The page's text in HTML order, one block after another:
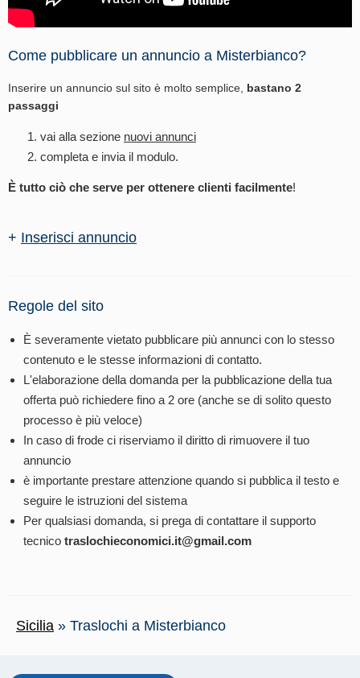
Come pubblicare un annuncio a Misterbianco?
Inserire un annuncio sul sito è molto semplice, bastano 2
passaggi
vai alla sezione nuovi annunci
completa e invia il modulo.
È tutto ciò che serve per ottenere clienti facilmente!
+ Inserisci annuncio
Regole del sito
È severamente vietato pubblicare più annunci con lo stesso
contenuto e le stesse informazioni di contatto.
L'elaborazione della domanda per la pubblicazione della tua
offerta può richiedere fino a 2 ore (anche se di solito questo
processo è più veloce)
In caso di frode ci riserviamo il diritto di rimuovere il tuo
annuncio
è importante prestare attenzione quando si pubblica il testo e
seguire le istruzioni del sistema
Per qualsiasi domanda, si prega di contattare il supporto
tecnico traslochieconomici.it@gmail.com
Sicilia » Traslochi a Misterbianco